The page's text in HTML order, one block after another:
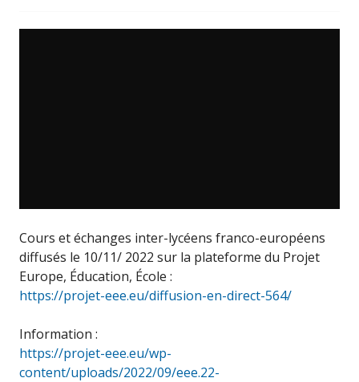
Cours et échanges inter-lycéens franco-européens
diffusés le 10/11/ 2022 sur la plateforme du Projet
Europe, Éducation, École :
https://projet-eee.eu/diffusion-en-direct-564/
Information :
https://projet-eee.eu/wp-
content/uploads/2022/09/eee.22-